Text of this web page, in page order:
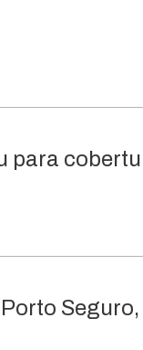
para
Seguro,